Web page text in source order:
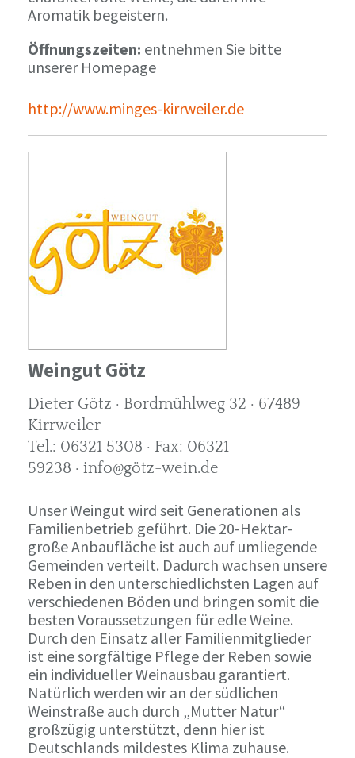
Aromatik begeistern.
Öffnungszeiten: entnehmen Sie bitte
unserer Homepage
http://www.minges-kirrweiler.de
Weingut Götz
Dieter Götz · Bordmühlweg 32 · 67489
Kirrweiler
Tel.: 06321 5308 · Fax: 06321
59238 · info@götz-wein.de
Unser Weingut wird seit Generationen als
Familienbetrieb geführt. Die 20-Hektar-
große Anbaufläche ist auch auf umliegende
Gemeinden verteilt. Dadurch wachsen unsere
Reben in den unterschiedlichsten Lagen auf
verschiedenen Böden und bringen somit die
besten Voraussetzungen für edle Weine.
Durch den Einsatz aller Familienmitglieder
ist eine sorgfältige Pflege der Reben sowie
ein individueller Weinausbau garantiert.
Natürlich werden wir an der südlichen
Weinstraße auch durch „Mutter Natur“
großzügig unterstützt, denn hier ist
Deutschlands mildestes Klima zuhause.